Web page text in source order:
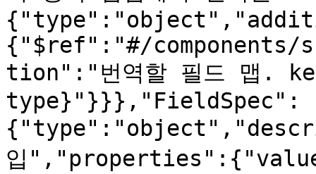
{"$ref":"#/components/
tion":"번역할 필드 맵.
type}"}}},"FieldSpec":
입